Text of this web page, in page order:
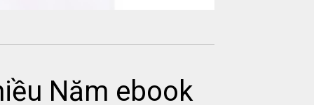
Năm ebook